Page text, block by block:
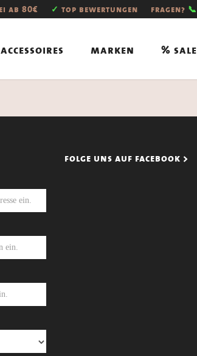
ab 80€ ✓ top bewertungen fragen? 📞
accessoires marken % sale
folge uns auf facebook >